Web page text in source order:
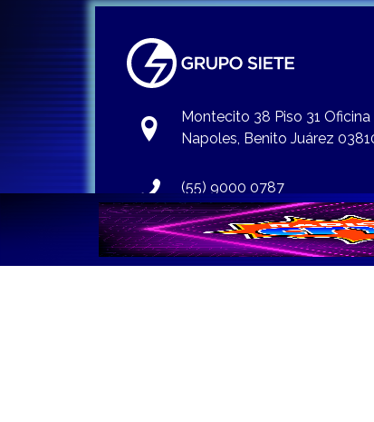
Montecito 38 Piso 31
Napoles, Benito Juárez
(55) 9000 0787
info@gruposiete.com.mx